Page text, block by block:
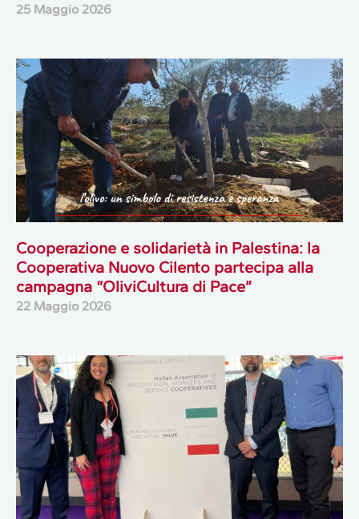
25 Maggio 2026
Cooperazione e solidarietà in Palestina: la
Cooperativa Nuovo Cilento partecipa alla
campagna “OliviCultura di Pace”
22 Maggio 2026